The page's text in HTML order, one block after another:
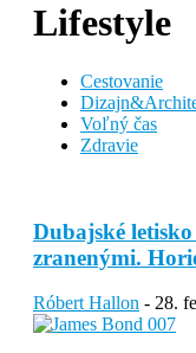
Lifestyle
Cestovanie
Voľný čas
Zdravie
Dubajské
zranenými.
Róbert Hallon - 28.